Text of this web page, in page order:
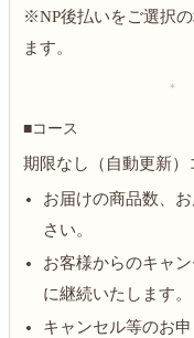
※NP後払いをご選択
ます。
＊
■コース
期限なし（自動更新）
お届けの商品数、
さい。
お客様からのキャ
に継続いたします。
キャンセル等のお